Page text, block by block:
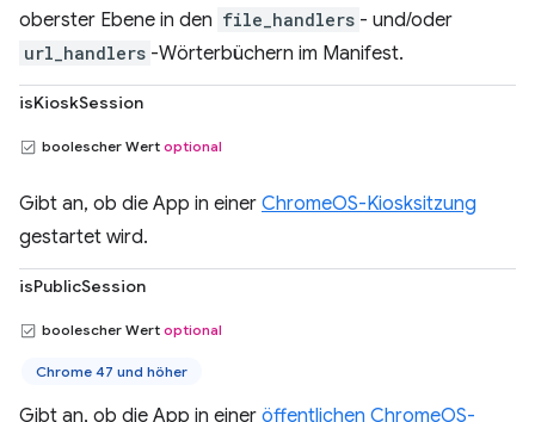
oberster Ebene in den file_handlers - und/oder
url_handlers -Wörterbüchern im Manifest.
isKioskSession
boolescher Wert optional
Gibt an, ob die App in einer ChromeOS-Kiosksitzung
gestartet wird.
isPublicSession
boolescher Wert optional
Chrome 47 und höher
Gibt an, ob die App in einer öffentlichen ChromeOS-